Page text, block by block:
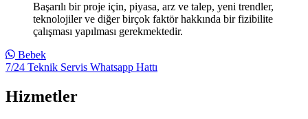
Başarılı bir proje için, piyasa, arz ve talep, yeni trendler,
teknolojiler ve diğer birçok faktör hakkında bir fizibilite
çalışması yapılması gerekmektedir.
Bebek
7/24 Teknik Servis Whatsapp Hattı
Hizmetler